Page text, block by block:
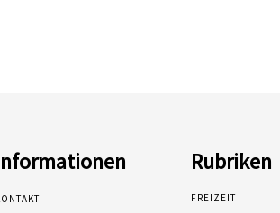
Rubriken
FREIZEIT